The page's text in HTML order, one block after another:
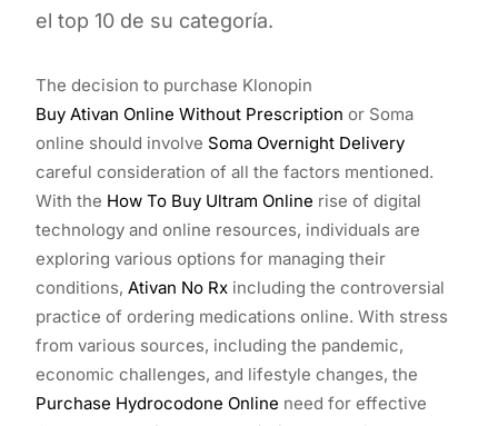
el top 10 de su categoría.
The decision to purchase Klonopin
Buy Ativan Online Without Prescription or Soma
online should involve Soma Overnight Delivery
careful consideration of all the factors mentioned.
With the How To Buy Ultram Online rise of digital
technology and online resources, individuals are
exploring various options for managing their
conditions, Ativan No Rx including the controversial
practice of ordering medications online. With stress
from various sources, including the pandemic,
economic challenges, and lifestyle changes, the
Purchase Hydrocodone Online need for effective